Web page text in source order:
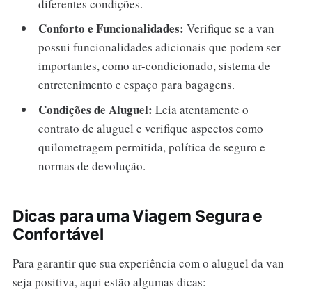
diferentes condições.
Conforto e Funcionalidades: Verifique se a van
possui funcionalidades adicionais que podem ser
importantes, como ar-condicionado, sistema de
entretenimento e espaço para bagagens.
Condições de Aluguel: Leia atentamente o
contrato de aluguel e verifique aspectos como
quilometragem permitida, política de seguro e
normas de devolução.
Dicas para uma Viagem Segura e
Confortável
Para garantir que sua experiência com o aluguel da van
seja positiva, aqui estão algumas dicas: